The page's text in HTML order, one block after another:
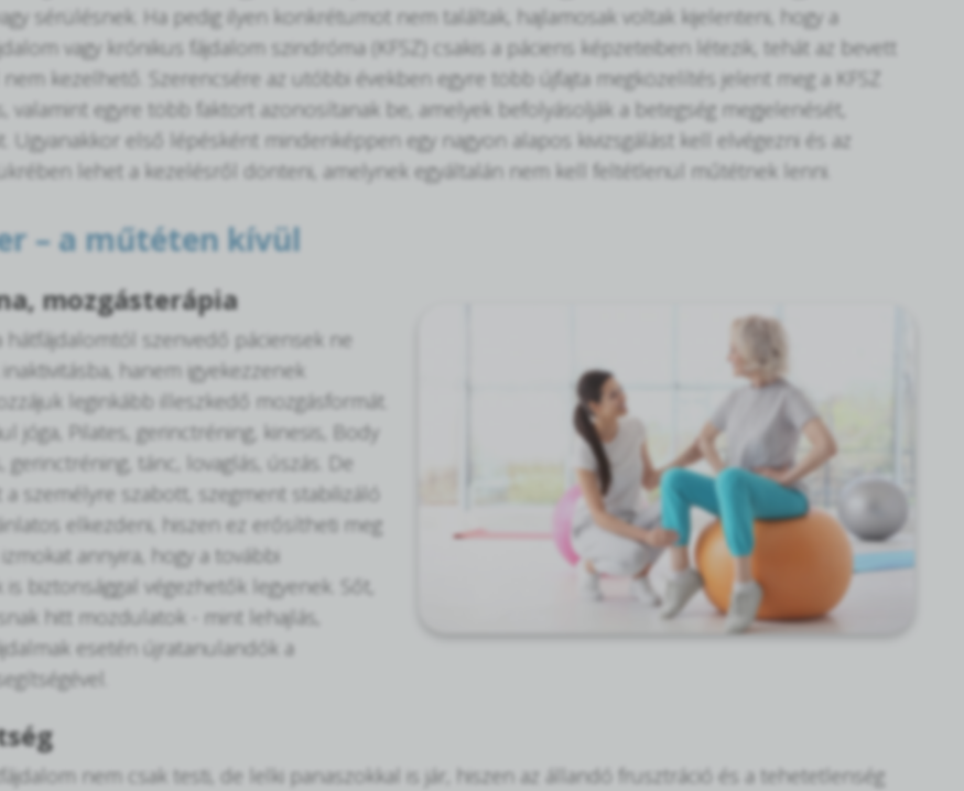
sérülésnek. Ha pedig ilyen konkrétumot nem találtak, hajlamosak voltak kijelenteni, hogy a
vagy krónikus fájdalom szindróma (KFSZ) csakis a páciens képzeteiben létezik, tehát az bevett
kezelhető. Szerencsére az utóbbi években egyre több újfajta megközelítés jelent meg a KFSZ
valamint egyre több faktort azonosítanak be, amelyek befolyásolják a betegség megjelenését,
Ugyanakkor első lépésként mindenképpen egy nagyon alapos kivizsgálást kell elvégezni és az
lehet a kezelésről dönteni, amelynek egyáltalán nem kell feltétlenül műtétnek lenni.
– a műtéten kívül
mozgásterápia
hátfájdalomtól szenvedő páciensek ne
hanem igyekezzenek
leginkább illeszkedő mozgásformát.
jóga, Pilates, gerinctréning, kinesis, Body
gerinctréning, tánc, lovaglás, úszás. De
személyre szabott, szegment stabilizáló
elkezdeni, hiszen ez erősítheti meg
annyira, hogy a további
biztonsággal végezhetők legyenek. Sőt,
hitt mozdulatok - mint lehajlás,
esetén újratanulandók a
nem csak testi, de lelki panaszokkal is jár, hiszen az állandó frusztráció és a tehetetlenség